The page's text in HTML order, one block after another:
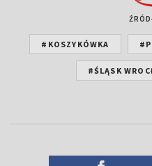
#KOSZYKÓWKA
#ŚLĄSK